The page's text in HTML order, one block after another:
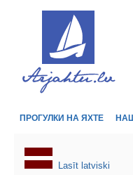
ПРОГУЛКИ НА ЯХТЕ
Lasīt latviski